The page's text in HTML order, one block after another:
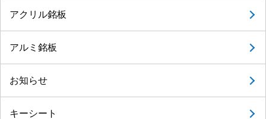
アクリル銘板
アルミ銘板
お知らせ
キーシート